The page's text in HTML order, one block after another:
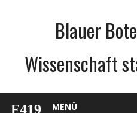
Blauer
Wissenschaft
MENÜ